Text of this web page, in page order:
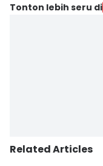
Tonton lebih seru di
Related Articles